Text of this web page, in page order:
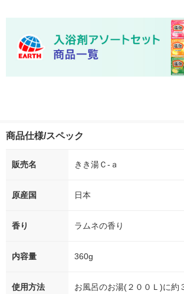
商品仕様/スペック
販売名 きき湯Ｃ-ａ
原産国 日本
香り ラムネの香り
内容量 360g
使用方法
お風呂のお湯(２００Ｌ)に約